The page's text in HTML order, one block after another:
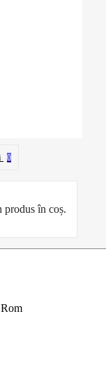
0
în coș.